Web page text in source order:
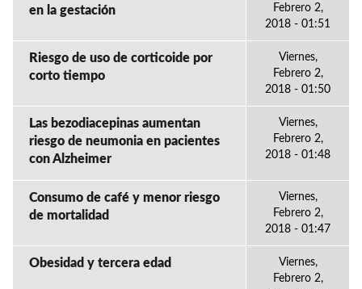
en la gestación
Febrero 2,
2018 - 01:51
Riesgo de uso de corticoide por
corto tiempo
Viernes,
Febrero 2,
2018 - 01:50
Las bezodiacepinas aumentan
riesgo de neumonia en pacientes
con Alzheimer
Viernes,
Febrero 2,
2018 - 01:48
Consumo de café y menor riesgo
de mortalidad
Viernes,
Febrero 2,
2018 - 01:47
Obesidad y tercera edad
Viernes,
Febrero 2,